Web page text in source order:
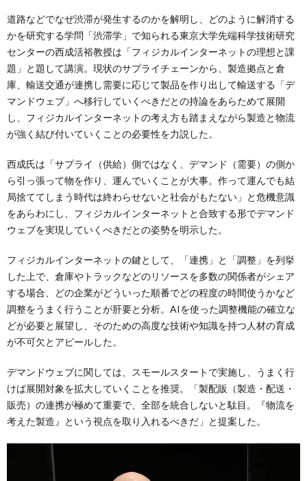
道路などでなぜ渋滞が発生するのかを解明し、どのように解消する
かを研究する学問「渋滞学」で知られる東京大学先端科学技術研究
センターの西成活裕教授は「フィジカルインターネットの理想と課
題」と題して講演。現状のサプライチェーンから、製造拠点と倉
庫、輸送交通が連携し需要に応じて製品を作り出して輸送する「デ
マンドウェブ」へ移行していくべきだとの持論をあらためて展開
し、フィジカルインターネットの考え方も踏まえながら製造と物流
が強く結び付いていくことの必要性を力説した。
西成氏は「サプライ（供給）側ではなく、デマンド（需要）の側か
ら引っ張って物を作り、運んでいくことが大事。作って運んでも結
局捨ててしまう時代は終わらせないと社会がもたない」と危機意識
をあらわにし、フィジカルインターネットと合致する形でデマンド
ウェブを実現していくべきだとの姿勢を明示した。
フィジカルインターネットの鍵として、「連携」と「調整」を列挙
した上で、倉庫やトラックなどのリソースを多数の関係者がシェア
する場合、どの企業がどういった順番でどの程度の時間使うかなど
調整をうまく行うことが肝要と分析。AIを使った調整機能の確立な
どが必要と展望し、そのための高度な技術や知識を持つ人材の育成
が不可欠とアピールした。
デマンドウェブに関しては、スモールスタートで実施し、うまく行
けば展開対象を拡大していくことを推奨。「製配販（製造・配送・
販売）の連携が極めて重要で、全部を統合しないと駄目。『物流を
考えた製造』という視点を取り入れるべきだ」と提案した。